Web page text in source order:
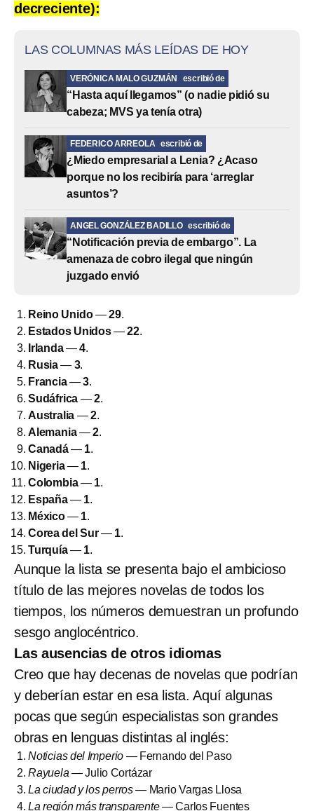
decreciente):
LAS COLUMNAS MÁS LEÍDAS DE HOY
VERÓNICA MALO GUZMÁN escribió de
“Hasta aquí llegamos” (o nadie pidió su
cabeza; MVS ya tenía otra)
FEDERICO ARREOLA escribió de
¿Miedo empresarial a Lenia? ¿Acaso
porque no los recibiría para ‘arreglar
asuntos’?
ANGEL GONZÁLEZ BADILLO escribió de
“Notificación previa de embargo”. La
amenaza de cobro ilegal que ningún
juzgado envió
Reino Unido—29.
Estados Unidos—22.
Irlanda—4.
Rusia— 3.
Francia—3.
Sudáfrica —2.
Australia —2.
Alemania—2.
Canadá— 1.
Nigeria— 1.
Colombia— 1.
España— 1.
México— 1.
Corea del Sur— 1.
Turquía— 1.
Aunque la lista se presenta bajo el ambicioso
título de las mejores novelas de todos los
tiempos, los números demuestran un profundo
sesgo anglocéntrico.
Las ausencias de otros idiomas
Creo que hay decenas de novelas que podrían
y deberían estar en esa lista. Aquí algunas
pocas que según especialistas son grandes
obras en lenguas distintas al inglés:
Noticias del Imperio — Fernando del Paso
Rayuela — Julio Cortázar
La ciudad y los perros— Mario Vargas Llosa
La región más transparente— Carlos Fuentes